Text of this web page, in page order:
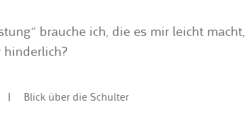
brauche ich, die es mir leicht macht,
Blick über die Schulter